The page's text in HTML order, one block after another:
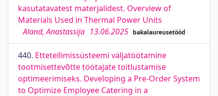
kasutatavatest materjalidest. Overview of
Materials Used in Thermal Power Units
Aland, Anastassija 13.06.2025 bakalaureusetööd
440. Ettetellimissüsteemi väljatöötamine
tootmisettevõtte töötajate toitlustamise
optimeerimiseks. Developing a Pre-Order System
to Optimize Employee Catering in a